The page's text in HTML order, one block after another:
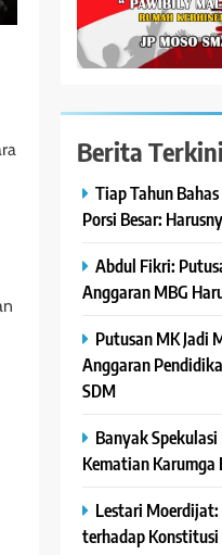
Berita Terkini
Tiap Tahun
Porsi Besar:
Abdul Fikri:
Anggaran MBG
Putusan MK Jadi
Anggaran
SDM
Banyak
Kematian Karumga
Lestari
terhadap Konstitusi